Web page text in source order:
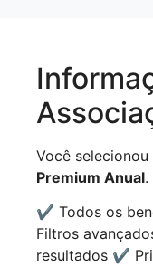
Você
Premium Anual.
✔ Todos os
Filtros
resultados ✔